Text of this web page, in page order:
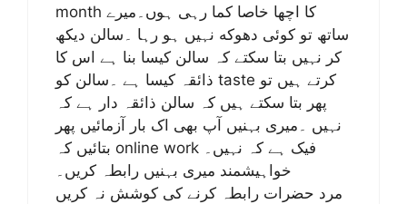
month کا اچھا خاصا کما رہی ہوں۔میرے
ساتھ تو کوئی دھوکه نہیں ہو رہا ۔سالن دیکھ
کر نہیں بتا سکتے کہ سالن کیسا بنا ہے اس کا
ذائقہ کیسا ہے ۔سالن کو taste کرتے ہیں تو
پھر بتا سکتے ہیں کہ سالن ذائقہ دار ہے کہ
نہیں ۔میری بہنیں آپ بھی اک بار آزمائیں پھر
بتائیں کہ online work فیک ہے کہ نہیں۔
خواہیشمند میری بہنیں رابطہ کریں۔
مرد حضرات رابطہ کرنے کی کوشش نہ کریں